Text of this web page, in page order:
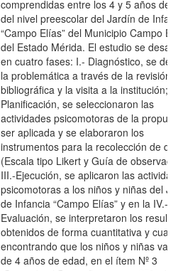
comprendidas entre los 4 y 5 años de
del nivel preescolar del Jardín de
“Campo Elías” del Municipio Campo
del Estado Mérida. El estudio se
en cuatro fases: I.- Diagnóstico, se
la problemática a través de la revisión
bibliográfica y la visita a la institución;
Planificación, se seleccionaron las
actividades psicomotoras de la
ser aplicada y se elaboraron los
instrumentos para la recolección de
(Escala tipo Likert y Guía de
III.-Ejecución, se aplicaron las
psicomotoras a los niños y niñas del
de Infancia “Campo Elías” y en la IV.-
Evaluación, se interpretaron los
obtenidos de forma cuantitativa y
encontrando que los niños y niñas
de 4 años de edad, en el ítem Nº 3